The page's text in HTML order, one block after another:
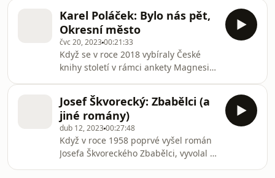
úzkostlivý člověk. V jeho díle i životě
jsou ale v některých ohledech patrné
zářivé záblesky vášně. Tak takto o
spisovateli Ladislavu Fuksovi u
příležitosti jeho nedožitých
osmdesátin psala na začátku tohoto
tisíciletí ČTK. Na konci září roku 2023
si připomín
Karel Poláček: Bylo nás pět,
Okresní město
čvc 20, 202300:21:33
Když se v roce 2018 vybíraly České
knihy století v rámci ankety Magnesia
Československa, vybrala odborná
veřejnost do trojice nejlepších i román
Karla Poláčka Bylo nás pět.
Josef Škvorecký: Zbabělci (a
jiné romány)
dub 12, 202300:27:48
Když v roce 1958 poprvé vyšel román
Josefa Škvoreckého Zbabělci, vyvolal v